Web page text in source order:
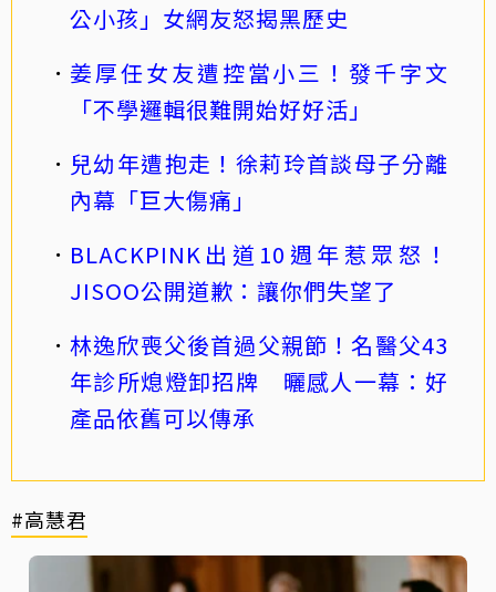
公小孩」女網友怒揭黑歷史
姜厚任女友遭控當小三！發千字文
「不學邏輯很難開始好好活」
兒幼年遭抱走！徐莉玲首談母子分離
內幕「巨大傷痛」
BLACKPINK出道10週年惹眾怒！
JISOO公開道歉：讓你們失望了
林逸欣喪父後首過父親節！名醫父43
年診所熄燈卸招牌 曬感人一幕：好
產品依舊可以傳承
#高慧君